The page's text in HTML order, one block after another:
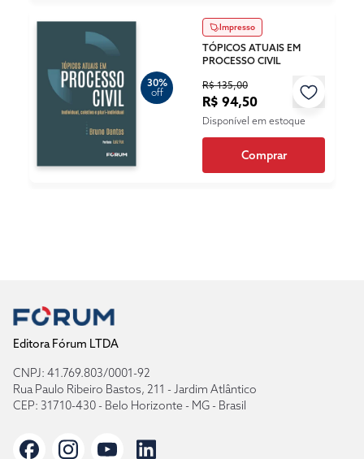
30%
off
Impresso
TÓPICOS ATUAIS EM
PROCESSO CIVIL
R$ 135,00
R$ 94,50
Disponível em estoque
Comprar
Editora Fórum LTDA
CNPJ: 41.769.803/0001-92
Rua Paulo Ribeiro Bastos, 211 - Jardim Atlântico
CEP: 31710-430 - Belo Horizonte - MG - Brasil